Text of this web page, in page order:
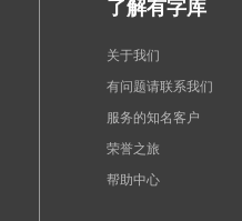
了解有字库
关于我们
有问题请联系我们
服务的知名客户
荣誉之旅
帮助中心